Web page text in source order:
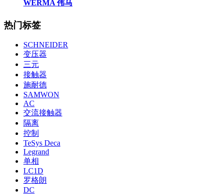
WERMA 伟马
热门标签
SCHNEIDER
变压器
三元
接触器
施耐德
SAMWON
AC
交流接触器
隔离
控制
TeSys Deca
Legrand
单相
LC1D
罗格朗
DC